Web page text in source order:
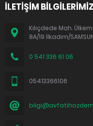
İLETİŞİM BİLGİLERİMİZ
Kılıçdede Mah.
8A/19 İlkadım/
0 541 336 61 06
05413366106